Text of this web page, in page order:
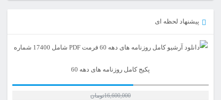
پیشنهاد لحظه ای
پکیج کامل روزنامه های دهه 60
16,600,000تومان